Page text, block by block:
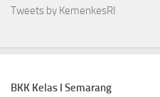
Tweets by KemenkesRI
BKK Kelas I Semarang